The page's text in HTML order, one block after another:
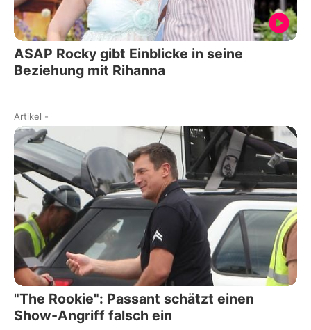
ASAP Rocky gibt Einblicke in seine
Beziehung mit Rihanna
Artikel -
"The Rookie": Passant schätzt einen
Show-Angriff falsch ein